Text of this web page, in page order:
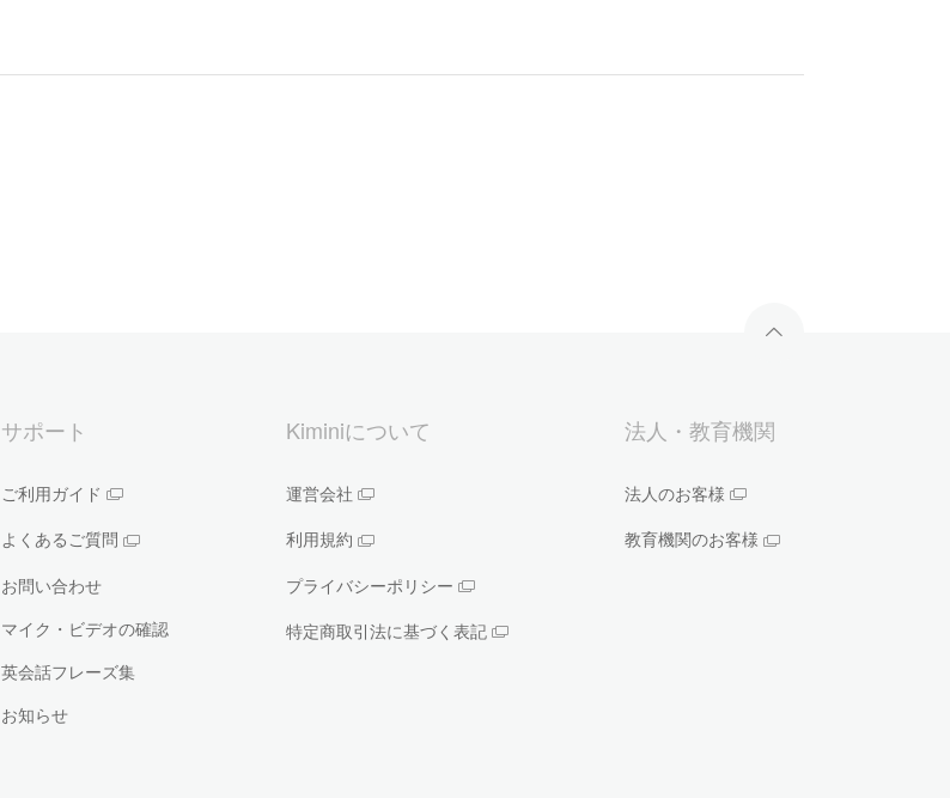
サポート
ご利用ガイド
よくあるご質問
お問い合わせ
マイク・ビデオの確認
英会話フレーズ集
お知らせ
Kiminiについて
運営会社
利用規約
プライバシーポリシー
特定商取引法に基づく表記
法人・教育機関
法人のお客様
教育機関のお客様